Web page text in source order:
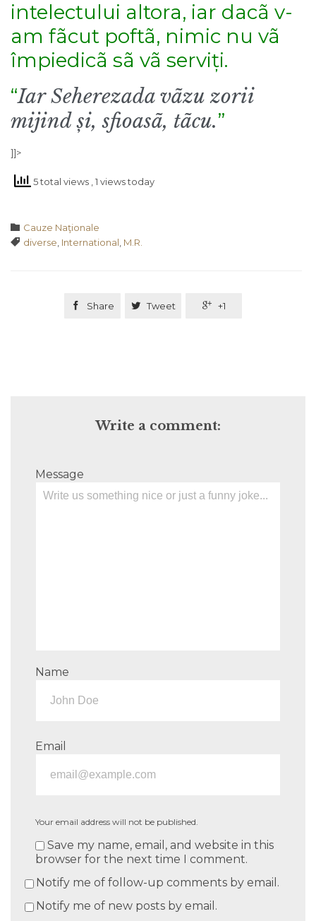
intelectului altora, iar dacã v-
am fãcut poftã, nimic nu vã
împiedicã sã vã serviți.
“Iar Seherezada vãzu zorii
mijind și, sfioasã, tãcu.”
]]>
5 total views , 1 views today
 Category
Cauze Naţionale
 Tags
diverse International M.R.
 Share  Tweet  +1
Write a comment:
Message
Name
Email
Your email address will not be published.
Save my name, email, and website in this
browser for the next time I comment.
Notify me of follow-up comments by email.
Notify me of new posts by email.